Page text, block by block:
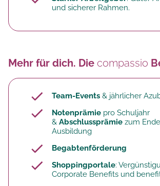
und sicherer Rahmen.
Mehr für dich. Die compassio
Team-Events & jährlicher
Notenprämie pro Schuljahr
& Abschlussprämie zum
Ausbildung
Begabtenförderung
Shoppingportale:
Corporate Benefits und